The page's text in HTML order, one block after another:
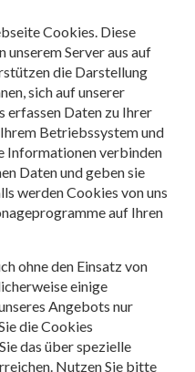
Cookies. Diese
unserem Server aus auf
die Darstellung
sich auf unserer
erfassen Daten zu Ihrer
Betriebssystem und
Informationen verbinden
Daten und geben sie
werden Cookies von uns
auf Ihren
ohne den Einsatz von
einige
Angebots nur
die Cookies
das über spezielle
Nutzen Sie bitte